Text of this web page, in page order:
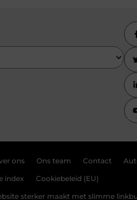
ons Ons team Contact
index Cookiebeleid (EU)
sterker maakt met slimme